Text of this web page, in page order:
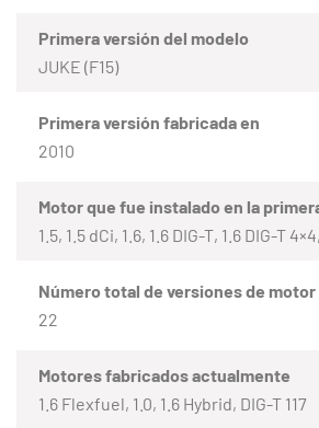
Primera versión del modelo
JUKE (F15)
Primera versión fabricada en
2010
Motor que fue instalado en la
1.5, 1.5 dCi, 1.6, 1.6 DIG-T, 1.6 DIG-T
Número total de versiones de
22
Motores fabricados actualmente
1.6 Flexfuel, 1.0, 1.6 Hybrid, DIG-T 117